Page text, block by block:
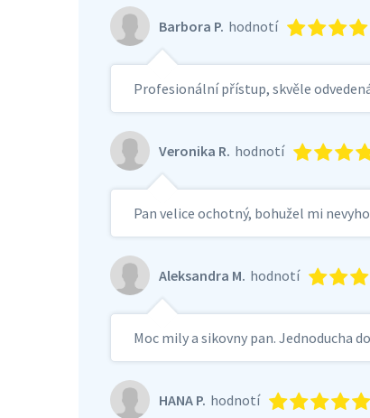
Barbora P. hodnotí
Profesionální přístup, skvěle
Veronika R. hodnotí
Pan velice ochotný, bohužel mi
Aleksandra M. hodnotí
Moc mily a sikovny pan. Jednoducha
HANA P. hodnotí